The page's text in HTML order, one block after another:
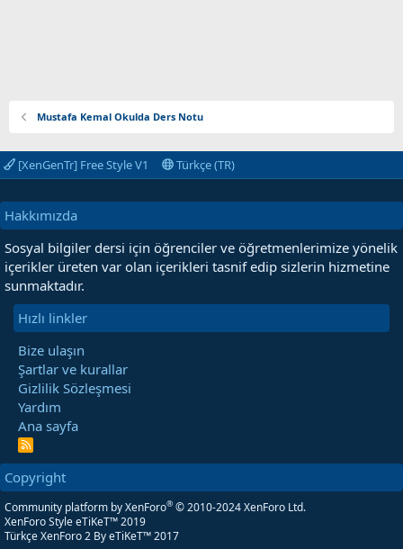
Mustafa Kemal Okulda Ders Notu
[XenGenTr] Free Style V1 Türkçe (TR)
Hakkımızda
Sosyal bilgiler dersi için öğrenciler ve öğretmenlerimize yönelik
içerikler üreten var olan içerikleri tasnif edip sizlerin hizmetine
sunmaktadır.
Hızlı linkler
Bize ulaşın
Şartlar ve kurallar
Gizlilik Sözleşmesi
Yardım
Ana sayfa
R
S
Copyright
Community platform by XenForo® © 2010-2024 XenForo Ltd.
XenForo Style eTiKeT™ 2019
Türkçe XenForo 2 By eTiKeT™ 2017